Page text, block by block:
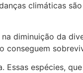
climáticas
diminuição da
conseguem
espécies,